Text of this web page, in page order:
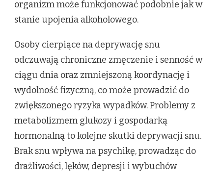
organizm może funkcjonować podobnie jak w
stanie upojenia alkoholowego.
Osoby cierpiące na deprywację snu
odczuwają chroniczne zmęczenie i senność w
ciągu dnia oraz zmniejszoną koordynację i
wydolność fizyczną, co może prowadzić do
zwiększonego ryzyka wypadków. Problemy z
metabolizmem glukozy i gospodarką
hormonalną to kolejne skutki deprywacji snu.
Brak snu wpływa na psychikę, prowadząc do
drażliwości, lęków, depresji i wybuchów